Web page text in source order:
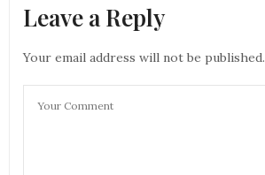
Leave a Reply
Your email address will not be published.